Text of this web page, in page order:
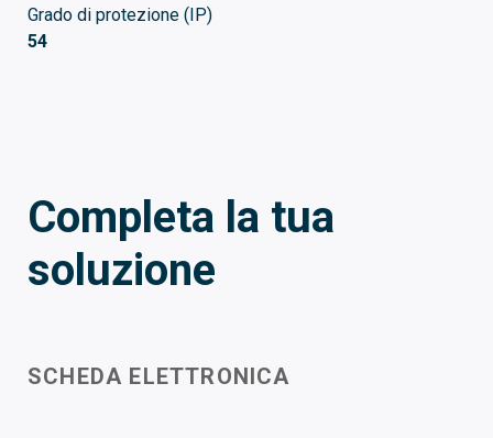
Grado di protezione (IP)
54
Completa la tua
soluzione
SCHEDA ELETTRONICA